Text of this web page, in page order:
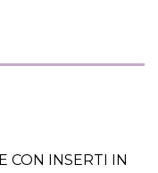
CON INSERTI IN